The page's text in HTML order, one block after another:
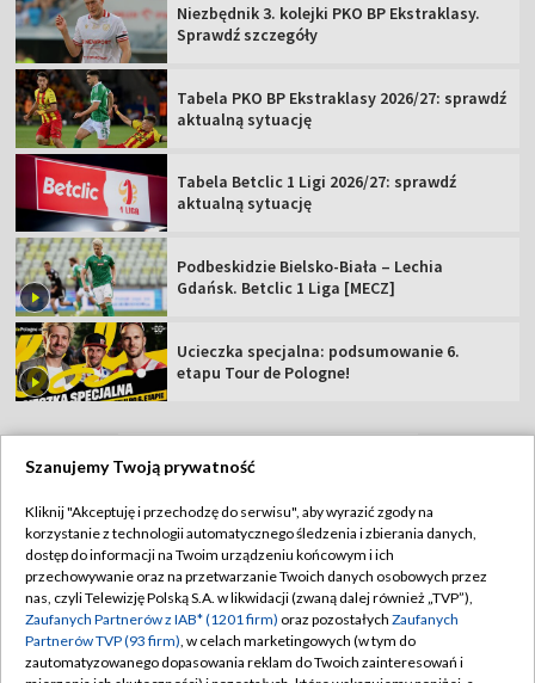
Niezbędnik 3. kolejki PKO BP Ekstraklasy.
Sprawdź szczegóły
Tabela PKO BP Ekstraklasy 2026/27: sprawdź
aktualną sytuację
Tabela Betclic 1 Ligi 2026/27: sprawdź
aktualną sytuację
Podbeskidzie Bielsko-Biała – Lechia
Gdańsk. Betclic 1 Liga [MECZ]
Ucieczka specjalna: podsumowanie 6.
etapu Tour de Pologne!
Abonament TVP
Sklep TVP
Biuro Reklamy
Oferta Handlowa
Regulamin TVP
Polityka prywatności
Moje zgody
Biuro reklamy
Szanujemy Twoją prywatność
Kliknij "Akceptuję i przechodzę do serwisu", aby wyrazić zgody na
korzystanie z technologii automatycznego śledzenia i zbierania danych,
dostęp do informacji na Twoim urządzeniu końcowym i ich
przechowywanie oraz na przetwarzanie Twoich danych osobowych przez
nas, czyli Telewizję Polską S.A. w likwidacji (zwaną dalej również „TVP”),
Zaufanych Partnerów z IAB* (1201 firm) oraz pozostałych Zaufanych
Partnerów TVP (93 firm), w celach marketingowych (w tym do
zautomatyzowanego dopasowania reklam do Twoich zainteresowań i